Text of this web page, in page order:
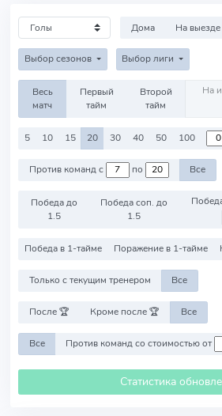
Дома На выезде
Выбор сезонов Выбор лиги
Весь
матч
Первый
тайм
Второй
тайм
5 10 15 20 30 40 50 100
Против команд с по Все
Победа до
1.5
Победа соп. до
1.5
Победа в 1-тайме Поражение в 1-тайме
Только с текущим тренером Все
После 🏆 Кроме после 🏆 Все
Все Против команд со стоимостью от
Статистика